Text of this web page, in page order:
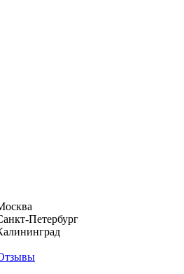
Петербург